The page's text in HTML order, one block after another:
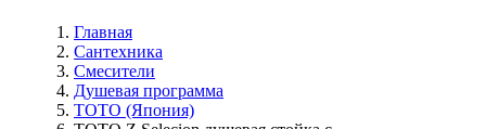
Главная
Сантехника
Смесители
Душевая программа
TOTO (Япония)